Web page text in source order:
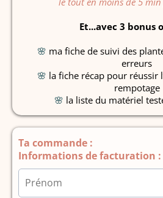
Et...avec 3 bonus
🌸 ma fiche de suivi des
erreurs
🌸 la fiche récap pour réussir
rempotage
🌸 la liste du matériel
Ta commande :
Informations de facturation :